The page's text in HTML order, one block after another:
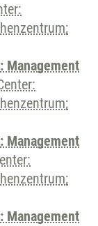
Management
Management
Management